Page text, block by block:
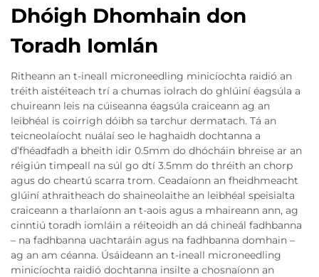
Dhóigh Dhomhain don
Toradh Iomlán
Ritheann an t-ineall microneedling minicíochta raidió an
tréith aistéiteach trí a chumas iolrach do ghlúiní éagsúla a
chuireann leis na cúiseanna éagsúla craiceann ag an
leibhéal is coirrigh dóibh sa tarchur dermatach. Tá an
teicneolaíocht nuálaí seo le haghaidh dochtanna a
d’fhéadfadh a bheith idir 0.5mm do dhócháin bhreise ar an
réigiún timpeall na súl go dtí 3.5mm do thréith an chorp
agus do cheartú scarra trom. Ceadaíonn an fheidhmeacht
glúiní athraitheach do shaineolaithe an leibhéal speisialta
craiceann a tharlaíonn an t-aois agus a mhaireann ann, ag
cinntiú toradh iomláin a réiteoidh an dá chineál fadhbanna
– na fadhbanna uachtaráin agus na fadhbanna domhain –
ag an am céanna. Úsáideann an t-ineall microneedling
minicíochta raidió dochtanna insilte a chosnaíonn an